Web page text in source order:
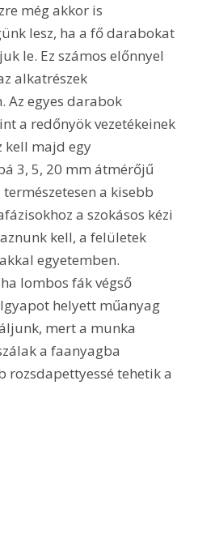
lesz, ha a fő darabokat
le. Ez számos előnnyel
alkatrészek
Az egyes darabok
a redőnyök vezetékeinek
kell majd egy
3, 5, 20 mm átmérőjű
a kisebb
a szokásos kézi
kell, a felületek
egyetemben.
lombos fák végső
helyett műanyag
mert a munka
a faanyagba
rozsdapettyessé tehetik a